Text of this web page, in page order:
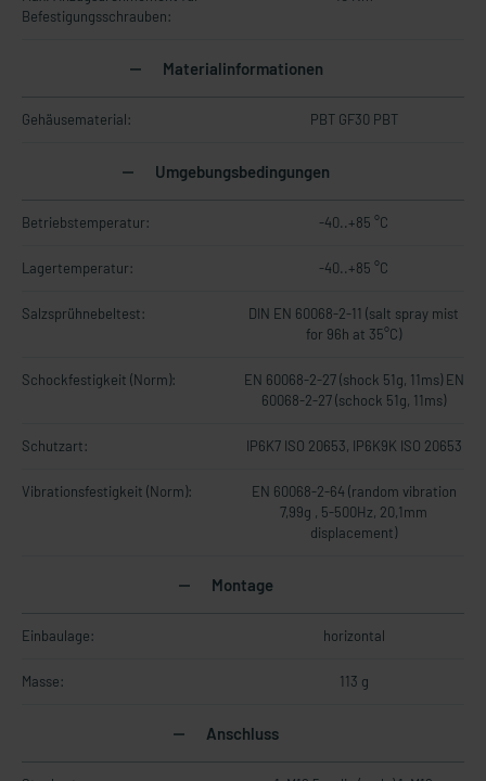
Befestigungsschrauben:
Materialinformationen
Gehäusematerial: PBT GF30 PBT
Umgebungsbedingungen
Betriebstemperatur: -40..+85 °C
Lagertemperatur: -40..+85 °C
Salzsprühnebeltest:
DIN EN 60068-2-11 (salt spray mist
for 96h at 35°C)
Schockfestigkeit (Norm):
EN 60068-2-27 (shock 51g, 11ms) EN
60068-2-27 (schock 51g, 11ms)
Schutzart: IP6K7 ISO 20653, IP6K9K ISO 20653
Vibrationsfestigkeit (Norm):
EN 60068-2-64 (random vibration
7,99g , 5-500Hz, 20,1mm
displacement)
Montage
Einbaulage: horizontal
Masse: 113 g
Anschluss